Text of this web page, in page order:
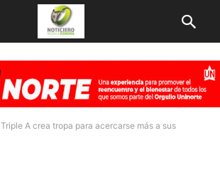
Triple A crea tropa para acercarse más a sus